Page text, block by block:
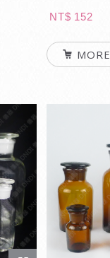
NT$ 152
MORE